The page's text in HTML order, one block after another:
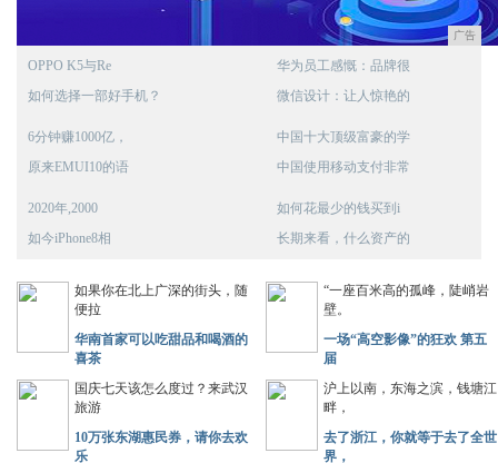
广告
OPPO K5与Re
如何选择一部好手机？
华为员工感慨：品牌很
微信设计：让人惊艳的
6分钟赚1000亿，
原来EMUI10的语
中国十大顶级富豪的学
中国使用移动支付非常
2020年,2000
如今iPhone8相
如何花最少的钱买到i
长期来看，什么资产的
如果你在北上广深的街头，随
便拉
华南首家可以吃甜品和喝酒的
喜茶
“一座百米高的孤峰，陡峭岩
壁。
一场“高空影像”的狂欢 第五
届
国庆七天该怎么度过？来武汉
旅游
10万张东湖惠民券，请你去欢
乐
沪上以南，东海之滨，钱塘江
畔，
去了浙江，你就等于去了全世
界，